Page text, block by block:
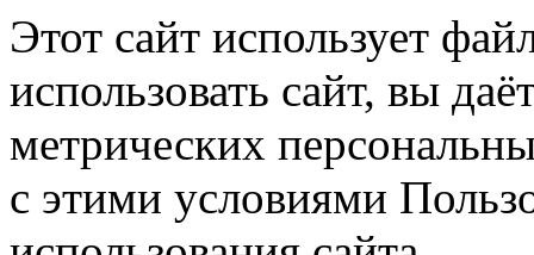
Этот сайт использует
использовать сайт, вы
метрических
с этими условиями